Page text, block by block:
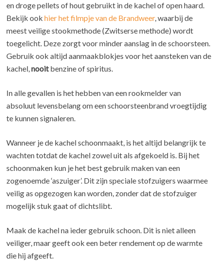
en droge pellets of hout gebruikt in de kachel of open haard.
Bekijk ookhier het filmpje van de Brandweer, waarbij de
meest veilige stookmethode (Zwitserse methode) wordt
toegelicht. Deze zorgt voor minder aanslag in de schoorsteen.
Gebruik ook altijd aanmaakblokjes voor het aansteken van de
kachel,nooitbenzine of spiritus.
In alle gevallen is het hebben van een rookmelder van
absoluut levensbelang om een schoorsteenbrand vroegtijdig
te kunnen signaleren.
Wanneer je de kachel schoonmaakt, is het altijd belangrijk te
wachten totdat de kachel zowel uit als afgekoeld is. Bij het
schoonmaken kun je het best gebruik maken van een
zogenoemde ‘aszuiger’. Dit zijn speciale stofzuigers waarmee
veilig as opgezogen kan worden, zonder dat de stofzuiger
mogelijk stuk gaat of dichtslibt.
Maak de kachel na ieder gebruik schoon. Dit is niet alleen
veiliger, maar geeft ook een beter rendement op de warmte
die hij afgeeft.